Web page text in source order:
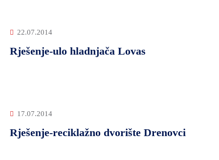
22.07.2014
Rješenje-ulo hladnjača Lovas
17.07.2014
Rješenje-reciklažno dvorište Drenovci